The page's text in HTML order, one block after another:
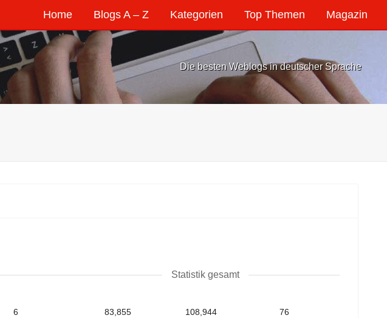
Home Blogs A – Z Kategorien Top Themen Magazin
Die besten Weblogs in deutscher Sprache
6
Statistik gesamt
83,855 108,944 76